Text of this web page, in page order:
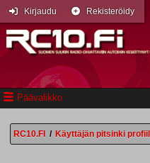
Päävalikko
Kirjaudu Rekisteröidy
RC10.FI / Käyttäjän pitsinki